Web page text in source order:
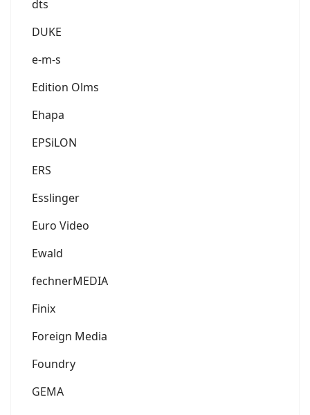
dts
DUKE
e-m-s
Edition Olms
Ehapa
EPSiLON
ERS
Esslinger
Euro Video
Ewald
fechnerMEDIA
Finix
Foreign Media
Foundry
GEMA